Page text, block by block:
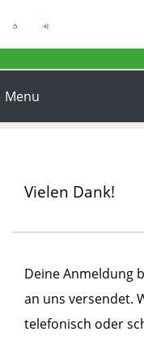
Menu
Vielen Dank!
Deine Anmeldung
an uns versendet.
telefonisch oder